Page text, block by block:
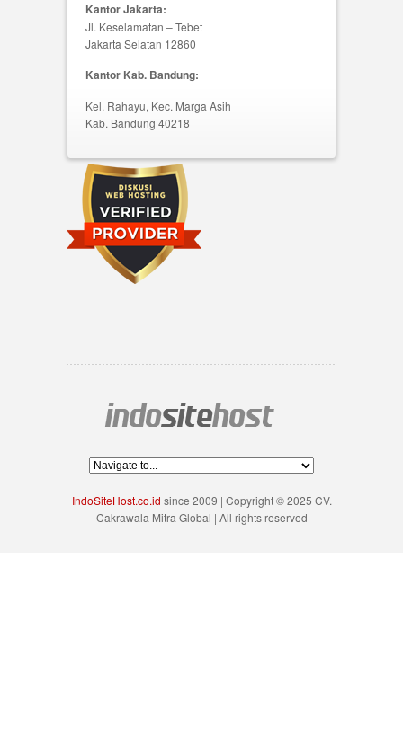
Kantor Jakarta:
Jl. Keselamatan – Tebet
Jakarta Selatan 12860
Kantor Kab. Bandung:
Kel. Rahayu, Kec. Marga Asih
Kab. Bandung 40218
IndoSiteHost.co.id since 2009 | Copyright © 2025 CV.
Cakrawala Mitra Global | All rights reserved